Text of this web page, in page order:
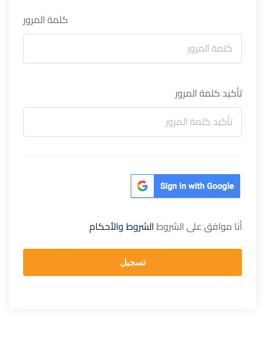
كلمة المرور
تأكيد كلمة المرور
أنا موافق على الشروطالشروط والأحكام
تسجيل